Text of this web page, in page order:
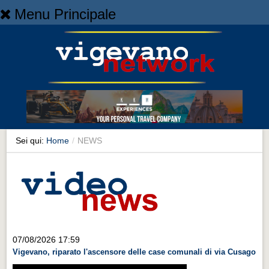
Menu Principale
NEWS
Cronaca
Cronaca
Artes et Artificia
Territorio
Territorio
Sei qui: Home / NEWS
07/08/2026 17:59
Vigevano, riparato l'ascensore delle case comunali di via Cusago